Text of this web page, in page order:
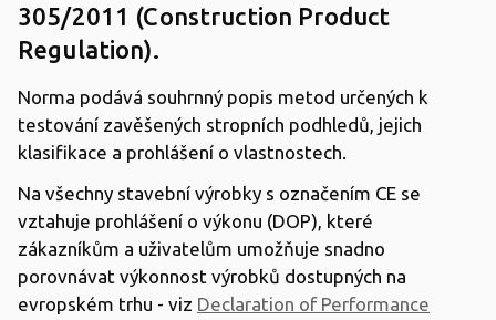
305/2011 (Construction Product
Regulation).
Norma podává souhrnný popis metod určených k
testování zavěšených stropních podhledů, jejich
klasifikace a prohlášení o vlastnostech.
Na všechny stavební výrobky s označením CE se
vztahuje prohlášení o výkonu (DOP), které
zákazníkům a uživatelům umožňuje snadno
porovnávat výkonnost výrobků dostupných na
evropském trhu - viz Declaration of Performance